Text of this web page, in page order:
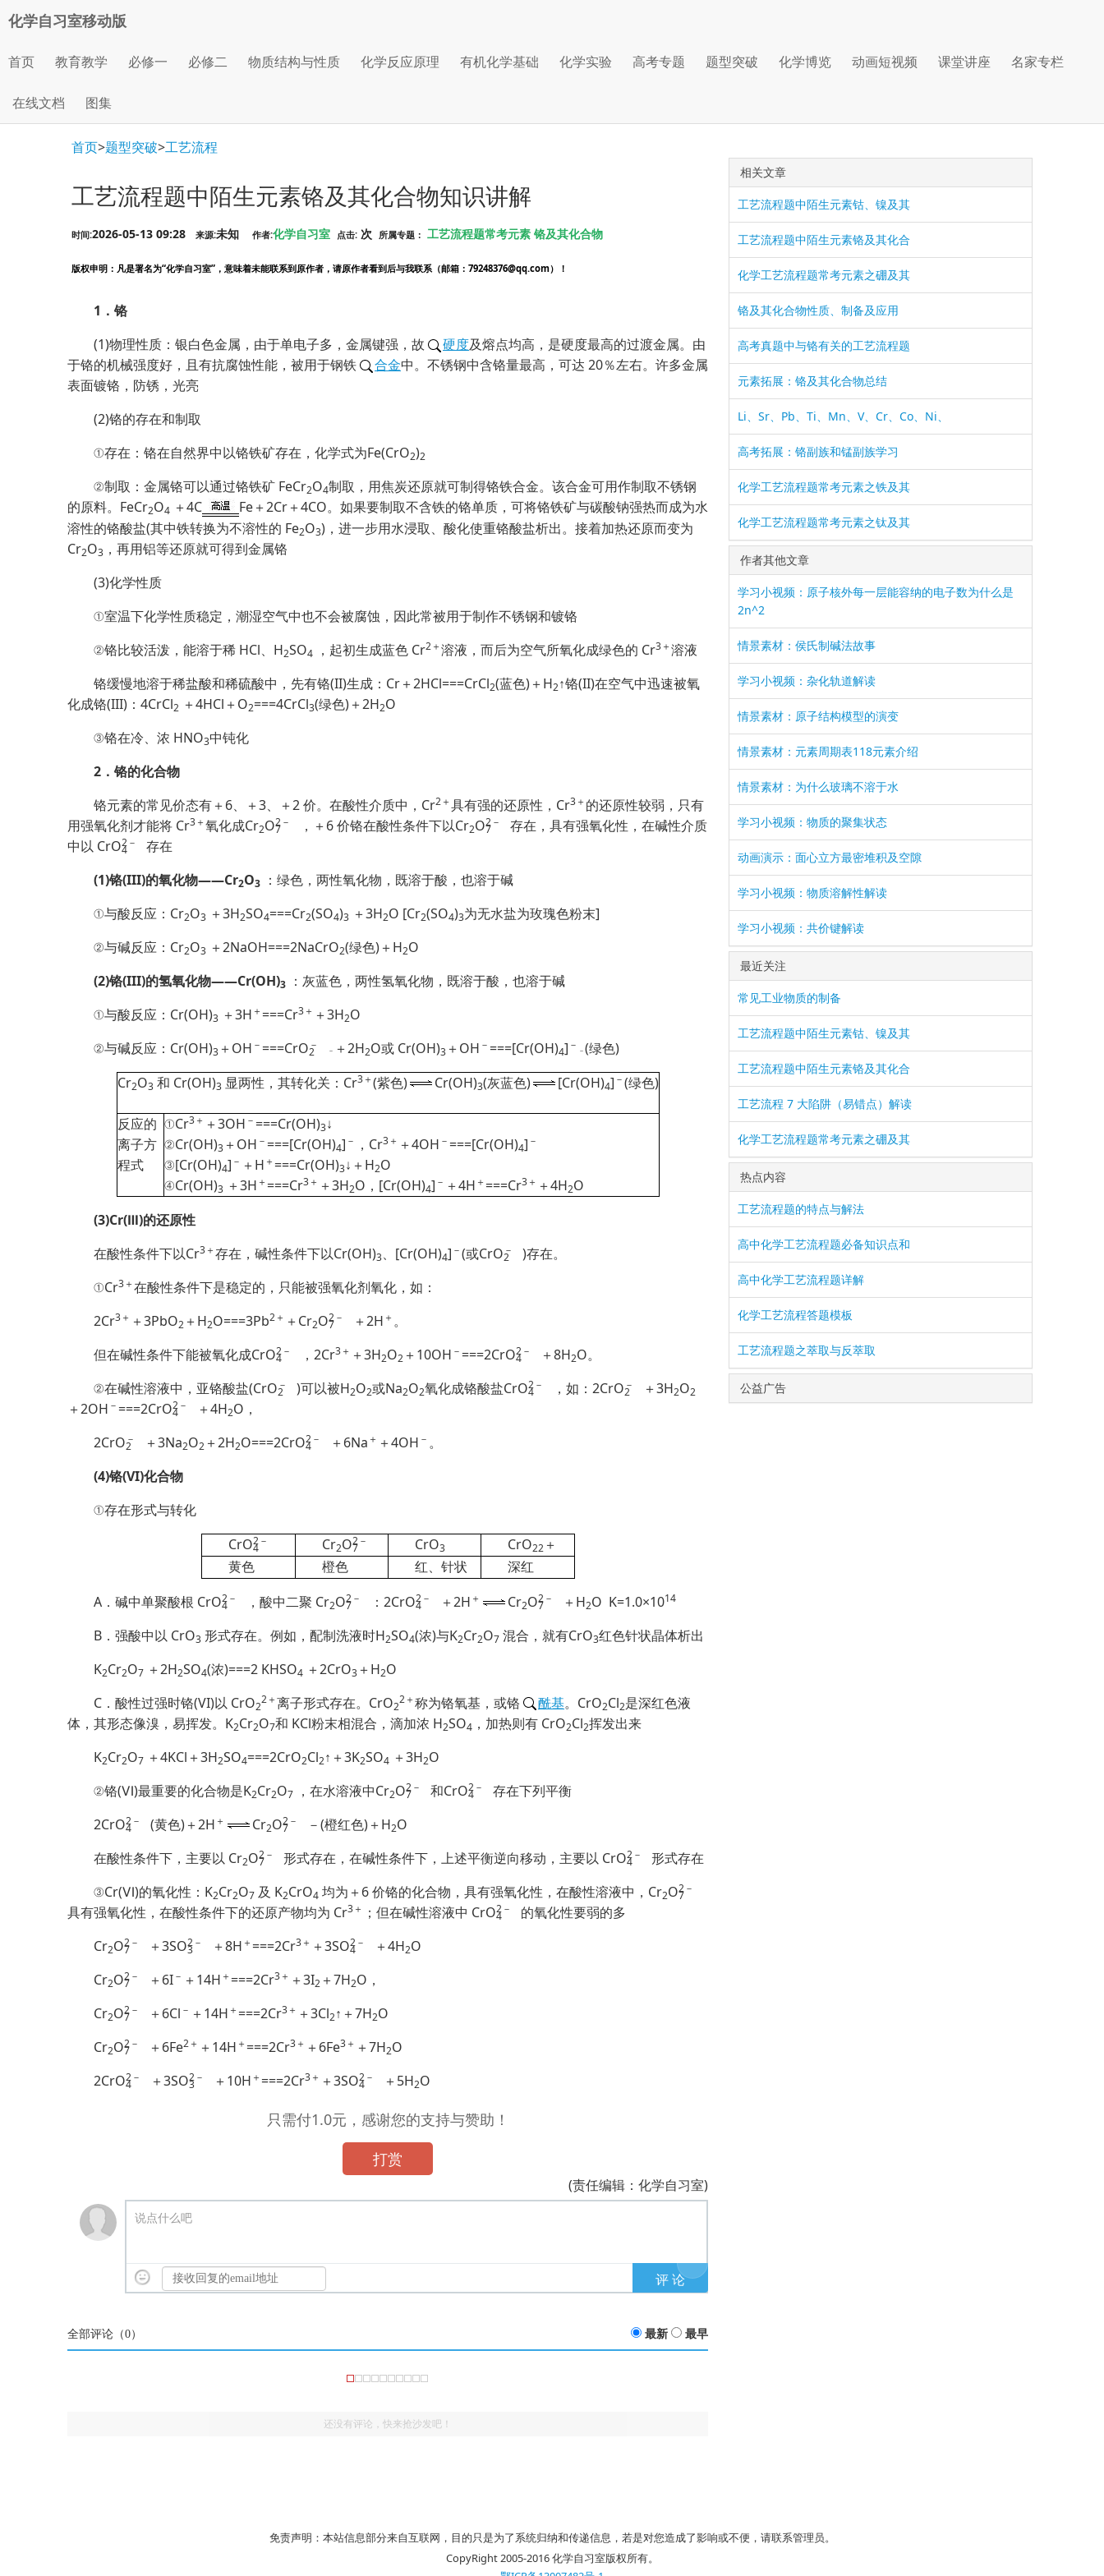
化学自习室移动版
首页 教育教学 必修一 必修二 物质结构与性质 化学反应原理 有机化学基础 化学实验 高考专题 题型突破 化学博览 动画短视频 课堂讲座 名家专栏
在线文档 图集
首页>题型突破>工艺流程
工艺流程题中陌生元素铬及其化合物知识讲解
时间:2026-05-13 09:28 来源: 作者:化学自习室 点击: 次 所属专题： 工艺流程题常考元素 铬及其化合物
版权申明 ：凡是署名为“化学自习室”，意味着未能联系到原作者，请原作者看到后与我联系（邮箱：79248376@qq.com）！
1．铬
(1)物理性质：银白色金属，由于单电子多，金属键强，故
硬度及熔点均高，是硬度最高的过渡金属。由
于铬的机械强度好，且有抗腐蚀性能，被用于钢铁
合金中。不锈钢中含铬量最高，可达 20％左右。许多金属
表面镀铬，防锈，光亮
(2)铬的存在和制取
①存在：铬在自然界中以铬铁矿存在，化学式为Fe(CrO2)2
②制取：金属铬可以通过铬铁矿 FeCr2O4制取，用焦炭还原就可制得铬铁合金。该合金可用作制取不锈钢
的原料。FeCr2O4 ＋4C
Fe＋2Cr＋4CO。如果要制取不含铁的铬单质，可将铬铁矿与碳酸钠强热而成为水
溶性的铬酸盐(其中铁转换为不溶性的 Fe2O3)，进一步用水浸取、酸化使重铬酸盐析出。接着加热还原而变为
Cr2O3 ，再用铝等还原就可得到金属铬
(3)化学性质
①室温下化学性质稳定，潮湿空气中也不会被腐蚀，因此常被用于制作不锈钢和镀铬
②铬比较活泼，能溶于稀 HCl、H2SO4 ，起初生成蓝色 Cr2＋溶液，而后为空气所氧化成绿色的 Cr3＋溶液
铬缓慢地溶于稀盐酸和稀硫酸中，先有铬(II)生成：Cr＋2HCl===CrCl2(蓝色)＋H2↑铬(II)在空气中迅速被氧
化成铬(III)：4CrCl2 ＋4HCl＋O2===4CrCl3(绿色)＋2H2O
③铬在冷、浓 HNO3中钝化
2．铬的化合物
铬元素的常见价态有＋6、＋3、＋2 价。在酸性介质中，Cr2＋具有强的还原性，Cr3＋ 的还原性较弱，只有
用强氧化剂才能将 Cr3＋氧化成Cr2O7
2－ ，＋6 价铬在酸性条件下以Cr2O7
2－
存在，具有强氧化性，在碱性介质
中以 CrO4
2－
存在
(1)铬(III)的氧化物——Cr2O3
：绿色，两性氧化物，既溶于酸，也溶于碱
①与酸反应：Cr2O3 ＋3H2SO4===Cr2(SO4)3 ＋3H2O [Cr2(SO4)3为无水盐为玫瑰色粉末]
②与碱反应：Cr2O3 ＋2NaOH===2NaCrO2(绿色)＋H2O
(2)铬(III)的氢氧化物——Cr(OH)3
：灰蓝色，两性氢氧化物，既溶于酸，也溶于碱
①与酸反应：Cr(OH)3 ＋3H ＋ ===Cr3＋ ＋3H2O
②与碱反应：Cr(OH)3 ＋OH － ===CrO2
－ － ＋2H2O或 Cr(OH)3 ＋OH － ===[Cr(OH)4] － －(绿色)
Cr2O3 和 Cr(OH)3 显两性， 其转化关：Cr3＋(紫色) Cr(OH)3(灰蓝色) [Cr(OH)4] －(绿色)
反应的
离子方
程式
①Cr3＋ ＋3OH － ===Cr(OH)3↓
②Cr(OH)3 ＋OH － ===[Cr(OH)4] － ，Cr3＋ ＋4OH － ===[Cr(OH)4] －
③[Cr(OH)4] － ＋H ＋ ===Cr(OH)3↓＋H2O
④Cr(OH)3 ＋3H ＋ ===Cr3＋ ＋3H2O，[Cr(OH)4] － ＋4H ＋ ===Cr3＋ ＋4H2O
(3)Cr(Ⅲ)的还原性
在酸性条件下以Cr3＋存在，碱性条件下以Cr(OH)3、[Cr(OH)4] －(或CrO2
－
)存在。
①Cr3＋在酸性条件下是稳定的，只能被强氧化剂氧化，如：
2Cr3＋ ＋3PbO2 ＋H2O===3Pb2＋ ＋Cr2O7
2－ ＋2H ＋ 。
但在碱性条件下能被氧化成CrO4
2－ ，2Cr3＋ ＋3H2O2 ＋10OH － ===2CrO4
2－ ＋8H2O。
②在碱性溶液中，亚铬酸盐(CrO2
－ )可以被H2O2或Na2O2氧化成铬酸盐CrO4
2－ ，如：2CrO2
－ ＋3H2O2
＋2OH － ===2CrO4
2－ ＋4H2O，
2CrO2
－ ＋3Na2O2 ＋2H2O===2CrO4
2－ ＋6Na ＋ ＋4OH － 。
(4)铬(VI)化合物
①存在形式与转化
CrO4
2－ Cr2O7
2－ CrO3 CrO22 ＋
黄色
橙色 红、针状
深红
A．碱中单聚酸根 CrO4
2－ ，酸中二聚 Cr2O7
2－ ：2CrO4
2－ ＋2H ＋ Cr2O7
2－ ＋H2O K=1.0×1014
B．强酸中以 CrO3 形式存在。例如，配制洗液时H2SO4(浓)与K2Cr2O7 混合，就有CrO3红色针状晶体析出
K2Cr2O7 ＋2H2SO4(浓)===2 KHSO4 ＋2CrO3 ＋H2O
C．酸性过强时铬(VI)以 CrO2
2＋离子形式存在。CrO2
2＋称为铬氧基，或铬 酰基。CrO2Cl2是深红色液
体，其形态像溴，易挥发。K2Cr2O7和 KCl粉末相混合，滴加浓 H2SO4 ，加热则有 CrO2Cl2挥发出来
K2Cr2O7 ＋4KCl＋3H2SO4===2CrO2Cl2↑＋3K2SO4 ＋3H2O
②铬(Ⅵ)最重要的化合物是K2Cr2O7 ，在水溶液中Cr2O7
2－ 和CrO4
2－
存在下列平衡
2CrO4
2－ (黄色)＋2H ＋ Cr2O7
2－ －(橙红色)＋H2O
在酸性条件下，主要以 Cr2O7
2－ 形式存在，在碱性条件下，上述平衡逆向移动，主要以 CrO4
2－
形式存在
③Cr(Ⅵ)的氧化性：K2Cr2O7 及 K2CrO4 均为＋6 价铬的化合物，具有强氧化性，在酸性溶液中，Cr2O7
2－
具有强氧化性，在酸性条件下的还原产物均为 Cr3＋ ；但在碱性溶液中 CrO4
2－
的氧化性要弱的多
Cr2O7
2－ ＋3SO3
2－ ＋8H ＋ ===2Cr3＋ ＋3SO4
2－ ＋4H2O
Cr2O7
2－ ＋6I－ ＋14H ＋ ===2Cr3＋ ＋3I2 ＋7H2O，
Cr2O7
2－ ＋6Cl － ＋14H ＋ ===2Cr3＋ ＋3Cl2↑＋7H2O
Cr2O7
2－ ＋6Fe2＋ ＋14H ＋ ===2Cr3＋ ＋6Fe3＋ ＋7H2O
2CrO4
2－ ＋3SO3
2－ ＋10H ＋ ===2Cr3＋ ＋3SO4
2－ ＋5H2O
只需付1.0元，感谢您的支持与赞助！
打赏
(责任编辑：化学自习室)
说点什么吧
全部评论（0） 最新 最早
还没有评论，快来抢沙发吧！
相关文章
工艺流程题中陌生元素钴、镍及其
工艺流程题中陌生元素铬及其化合
化学工艺流程题常考元素之硼及其
铬及其化合物性质、制备及应用
高考真题中与铬有关的工艺流程题
元素拓展：铬及其化合物总结
Li、Sr、Pb、Ti、Mn、V、Cr、Co、Ni、
高考拓展：铬副族和锰副族学习
化学工艺流程题常考元素之铁及其
化学工艺流程题常考元素之钛及其
作者其他文章
学习小视频：原子核外每一层能容纳的电子数为什么是
2n^2
情景素材：侯氏制碱法故事
学习小视频：杂化轨道解读
情景素材：原子结构模型的演变
情景素材：元素周期表118元素介绍
情景素材：为什么玻璃不溶于水
学习小视频：物质的聚集状态
动画演示：面心立方最密堆积及空隙
学习小视频：物质溶解性解读
学习小视频：共价键解读
最近关注
常见工业物质的制备
工艺流程题中陌生元素钴、镍及其
工艺流程题中陌生元素铬及其化合
工艺流程 7 大陷阱（易错点）解读
化学工艺流程题常考元素之硼及其
热点内容
工艺流程题的特点与解法
高中化学工艺流程题必备知识点和
高中化学工艺流程题详解
化学工艺流程答题模板
工艺流程题之萃取与反萃取
公益广告
免责声明：本站信息部分来自互联网，目的只是为了系统归纳和传递信息，若是对您造成了影响或不便，请联系管理员。
CopyRight 2005-2016 化学自习室版权所有。